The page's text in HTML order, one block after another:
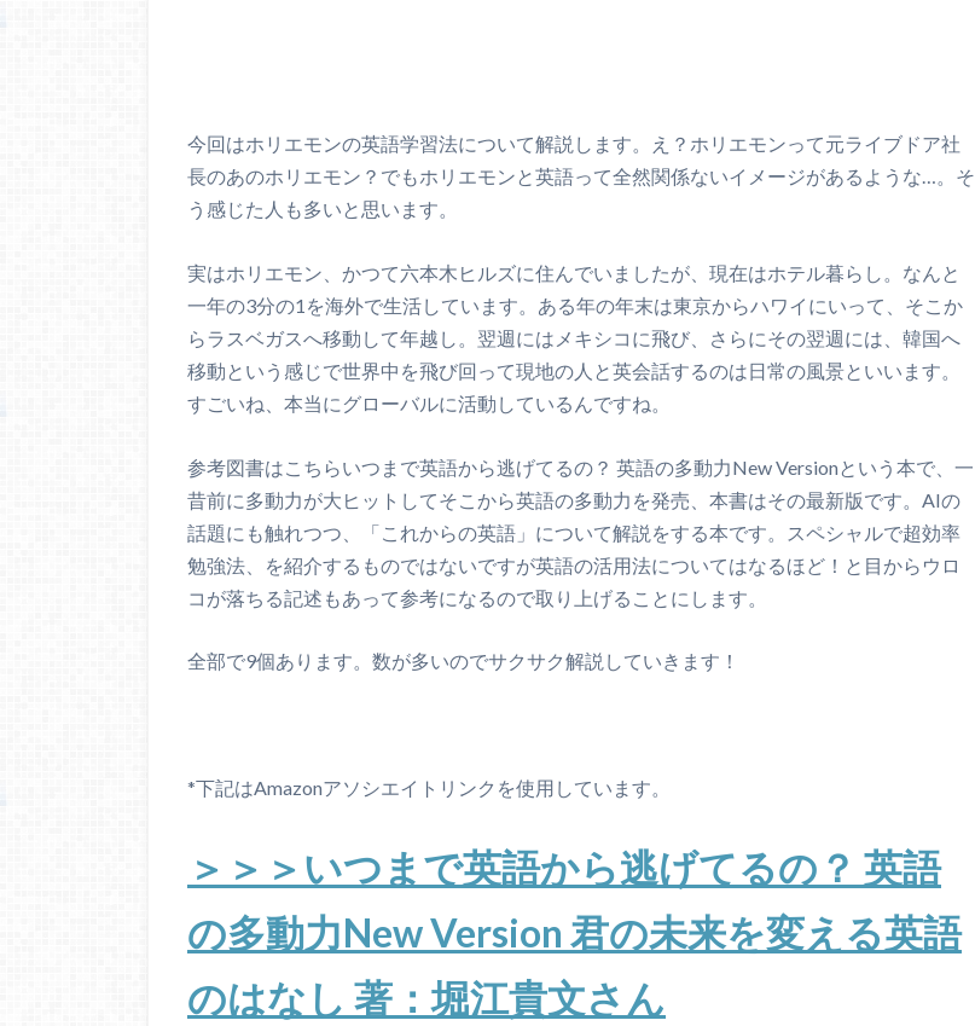
今回はホリエモンの英語学習法について解説します。え？ホリエモンって元ライブドア社
長のあのホリエモン？でもホリエモンと英語って全然関係ないイメージがあるような…。そ
う感じた人も多いと思います。
実はホリエモン、かつて六本木ヒルズに住んでいましたが、現在はホテル暮らし。なんと
一年の3分の1を海外で生活しています。ある年の年末は東京からハワイにいって、そこか
らラスベガスへ移動して年越し。翌週にはメキシコに飛び、さらにその翌週には、韓国へ
移動という感じで世界中を飛び回って現地の人と英会話するのは日常の風景といいます。
すごいね、本当にグローバルに活動しているんですね。
参考図書はこちらいつまで英語から逃げてるの？ 英語の多動力New Versionという本で、一
昔前に多動力が大ヒットしてそこから英語の多動力を発売、本書はその最新版です。AIの
話題にも触れつつ、「これからの英語」について解説をする本です。スペシャルで超効率
勉強法、を紹介するものではないですが英語の活用法についてはなるほど！と目からウロ
コが落ちる記述もあって参考になるので取り上げることにします。
全部で9個あります。数が多いのでサクサク解説していきます！
*下記はAmazonアソシエイトリンクを使用しています。
＞＞＞いつまで英語から逃げてるの？ 英語
の多動力New Version 君の未来を変える英語
のはなし 著：堀江貴文さん